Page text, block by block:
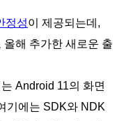
정성이 제공되는데,
해 추가한 새로운 출
Android 11의 화면
기에는 SDK와 NDK